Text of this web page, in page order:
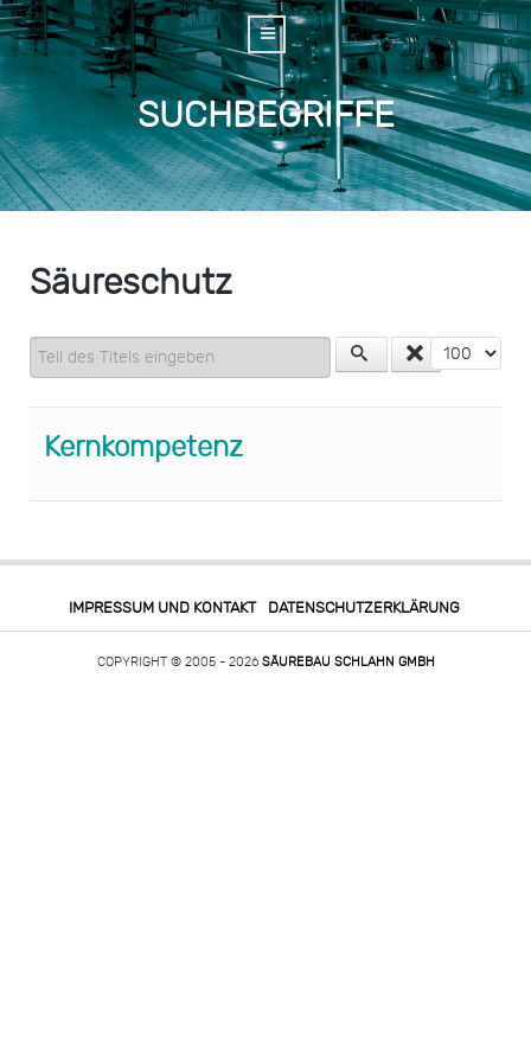
SUCHBEGRIFFE
Säureschutz
Teil des Titels eingeben Anzeige #
Kernkompetenz
IMPRESSUM UND KONTAKT DATENSCHUTZERKLÄRUNG
COPYRIGHT © 2005 - 2026 SÄUREBAU SCHLAHN GMBH